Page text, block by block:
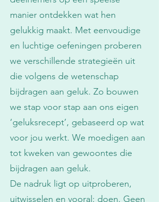
manier ontdekken wat hen
gelukkig maakt. Met eenvoudige
en luchtige oefeningen proberen
we verschillende strategieën uit
die volgens de wetenschap
bijdragen aan geluk. Zo bouwen
we stap voor stap aan ons eigen
‘geluksrecept’, gebaseerd op wat
voor jou werkt. We moedigen aan
tot kweken van gewoontes die
bijdragen aan geluk.
De nadruk ligt op uitproberen,
uitwisselen en vooral: doen. Geen